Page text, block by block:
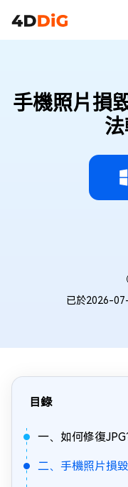
手機照片損
已於2026-
目錄
一、如何修復JPG
二、手機照片損